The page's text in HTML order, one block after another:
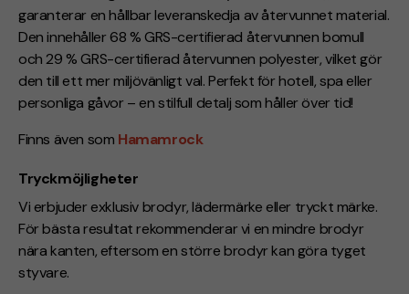
garanterar en hållbar leveranskedja av återvunnet material.
Den innehåller 68 % GRS-certifierad återvunnen bomull
och 29 % GRS-certifierad återvunnen polyester, vilket gör
den till ett mer miljövänligt val. Perfekt för hotell, spa eller
personliga gåvor – en stilfull detalj som håller över tid!
Finns även som Hamamrock
Tryckmöjligheter
Vi erbjuder exklusiv brodyr, lädermärke eller tryckt märke.
För bästa resultat rekommenderar vi en mindre brodyr
nära kanten, eftersom en större brodyr kan göra tyget
styvare.